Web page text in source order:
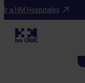
Ir a HM Hospitales
Pruebas diagnósticas